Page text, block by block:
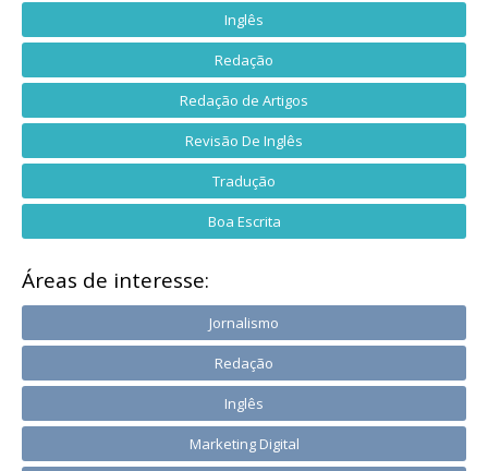
Inglês
Redação
Redação de Artigos
Revisão De Inglês
Tradução
Boa Escrita
Áreas de interesse:
Jornalismo
Redação
Inglês
Marketing Digital